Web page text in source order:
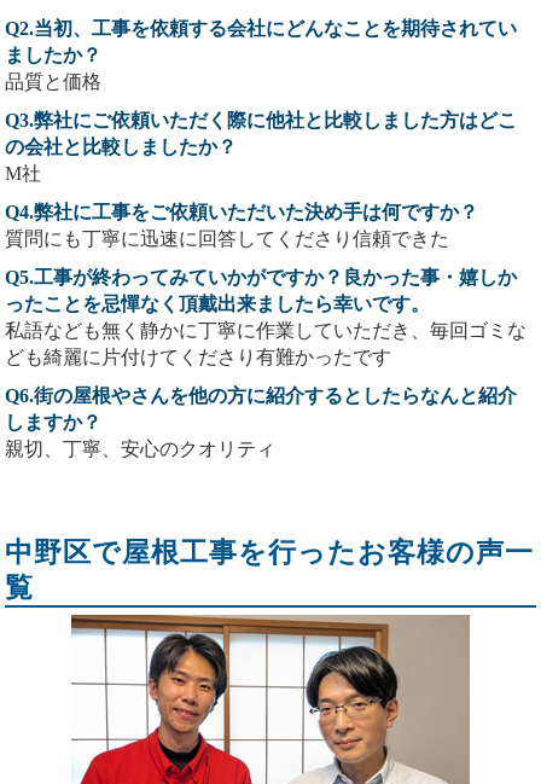
Q2.当初、工事を依頼する会社にどんなことを期待されてい
ましたか？
品質と価格
Q3.弊社にご依頼いただく際に他社と比較しました方はどこ
の会社と比較しましたか？
M社
Q4.弊社に工事をご依頼いただいた決め手は何ですか？
質問にも丁寧に迅速に回答してくださり信頼できた
Q5.工事が終わってみていかがですか？良かった事・嬉しか
ったことを忌憚なく頂戴出来ましたら幸いです。
私語なども無く静かに丁寧に作業していただき、毎回ゴミな
ども綺麗に片付けてくださり有難かったです
Q6.街の屋根やさんを他の方に紹介するとしたらなんと紹介
しますか？
親切、丁寧、安心のクオリティ
中野区で屋根工事を行ったお客様の声一
覧